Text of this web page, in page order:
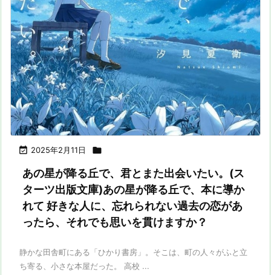
 2025年2月11日 
あの星が降る丘で、君とまた出会いたい。(ス
ターツ出版文庫)あの星が降る丘で、本に導か
れて 好きな人に、忘れられない過去の恋があ
ったら、それでも思いを貫けますか？
静かな田舎町にある「ひかり書房」。そこは、町の人々がふと立
ち寄る、小さな本屋だった。 高校 ...